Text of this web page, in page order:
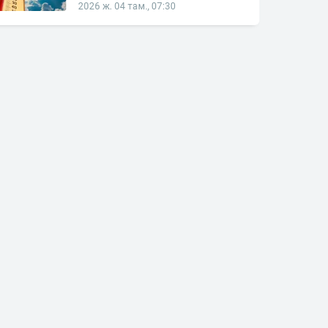
2026 ж. 04 там., 07:30